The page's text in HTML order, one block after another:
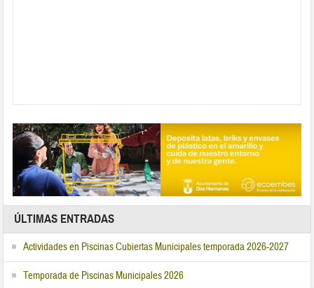
ÚLTIMAS ENTRADAS
Actividades en Piscinas Cubiertas Municipales temporada 2026-2027
Temporada de Piscinas Municipales 2026